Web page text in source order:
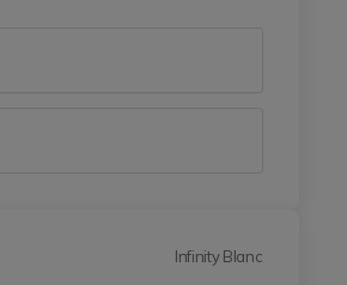
Infinity Blanc